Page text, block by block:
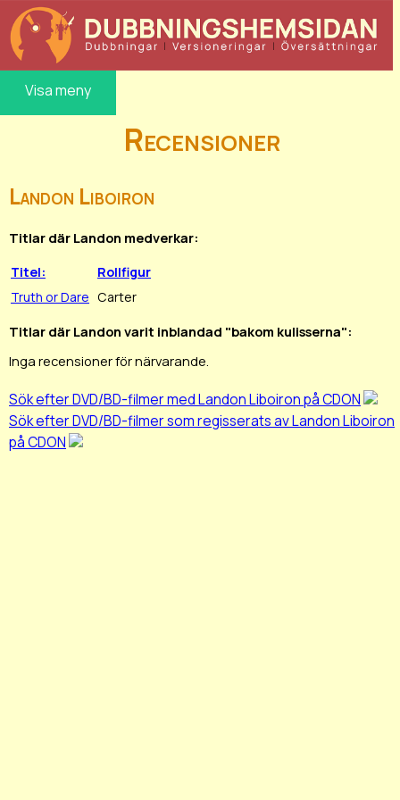
Visa meny
Recensioner
Landon Liboiron
Titlar där Landon medverkar:
Titel:
Rollfigur
Truth or Dare Carter
Titlar där Landon varit inblandad "bakom kulisserna":
Inga recensioner för närvarande.
Sök efter DVD/BD-filmer med Landon Liboiron på CDON
Sök efter DVD/BD-filmer som regisserats av Landon Liboiron
på CDON